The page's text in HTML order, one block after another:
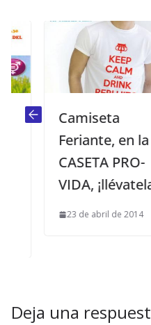
Camiseta
Feriante, en la
CASETA PRO-
VIDA, ¡llévatela!
23 de abril de 2014
Deja una